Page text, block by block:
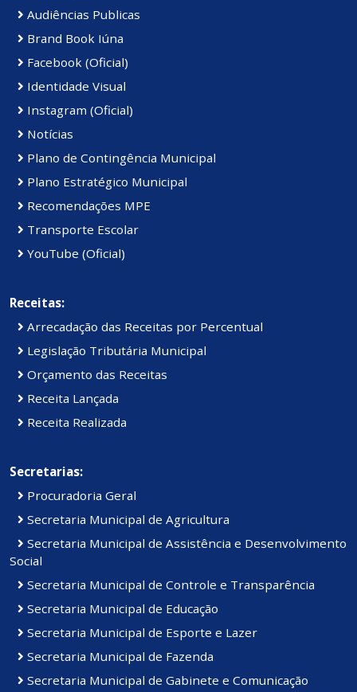
Audiências Publicas
Brand Book Iúna
Facebook (Oficial)
Identidade Visual
Instagram (Oficial)
Notícias
Plano de Contingência Municipal
Plano Estratégico Municipal
Recomendações MPE
Transporte Escolar
YouTube (Oficial)
Receitas:
Arrecadação das Receitas por Percentual
Legislação Tributária Municipal
Orçamento das Receitas
Receita Lançada
Receita Realizada
Secretarias:
Procuradoria Geral
Secretaria Municipal de Agricultura
Secretaria Municipal de Assistência e Desenvolvimento
Social
Secretaria Municipal de Controle e Transparência
Secretaria Municipal de Educação
Secretaria Municipal de Esporte e Lazer
Secretaria Municipal de Fazenda
Secretaria Municipal de Gabinete e Comunicação